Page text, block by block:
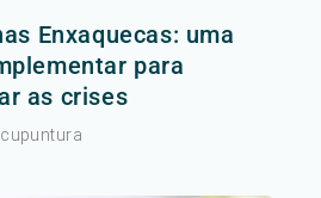
Enxaquecas: uma
para
as crises